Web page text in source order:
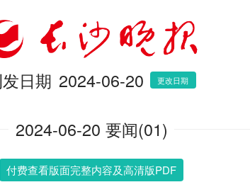
日期 2024-06-20 更改日期
2024-06-20 要闻(01)
付费查看版面完整内容及高清版PDF